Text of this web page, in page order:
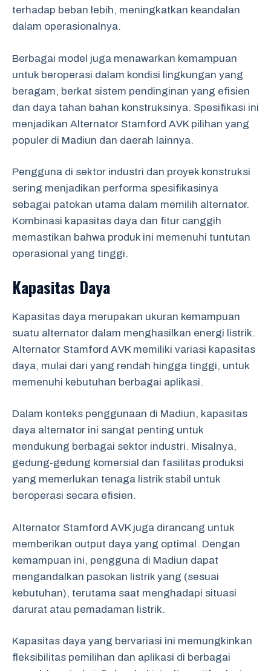
terhadap beban lebih, meningkatkan keandalan
dalam operasionalnya.
Berbagai model juga menawarkan kemampuan
untuk beroperasi dalam kondisi lingkungan yang
beragam, berkat sistem pendinginan yang efisien
dan daya tahan bahan konstruksinya. Spesifikasi ini
menjadikan Alternator Stamford AVK pilihan yang
populer di Madiun dan daerah lainnya.
Pengguna di sektor industri dan proyek konstruksi
sering menjadikan performa spesifikasinya
sebagai patokan utama dalam memilih alternator.
Kombinasi kapasitas daya dan fitur canggih
memastikan bahwa produk ini memenuhi tuntutan
operasional yang tinggi.
Kapasitas Daya
Kapasitas daya merupakan ukuran kemampuan
suatu alternator dalam menghasilkan energi listrik.
Alternator Stamford AVK memiliki variasi kapasitas
daya, mulai dari yang rendah hingga tinggi, untuk
memenuhi kebutuhan berbagai aplikasi.
Dalam konteks penggunaan di Madiun, kapasitas
daya alternator ini sangat penting untuk
mendukung berbagai sektor industri. Misalnya,
gedung-gedung komersial dan fasilitas produksi
yang memerlukan tenaga listrik stabil untuk
beroperasi secara efisien.
Alternator Stamford AVK juga dirancang untuk
memberikan output daya yang optimal. Dengan
kemampuan ini, pengguna di Madiun dapat
mengandalkan pasokan listrik yang (sesuai
kebutuhan), terutama saat menghadapi situasi
darurat atau pemadaman listrik.
Kapasitas daya yang bervariasi ini memungkinkan
fleksibilitas pemilihan dan aplikasi di berbagai